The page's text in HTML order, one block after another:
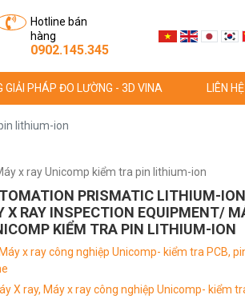
Hotline bán
hàng
0902.145.345
GIẢI PHÁP ĐO LƯỜNG - 3D VINA LIÊN HỆ
lithium-ion
x ray Unicomp kiểm tra pin lithium-ion
PRISMATIC LITHIUM-ION
X RAY INSPECTION EQUIPMENT/
KIỂM TRA PIN LITHIUM-ION
Máy x ray công nghiệp Unicomp- kiểm tra PCB,
X ray, Máy x ray công nghiệp Unicomp- kiểm